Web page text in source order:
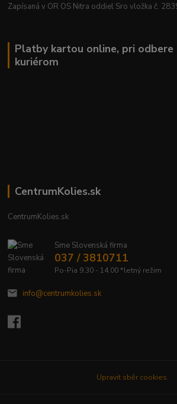
Zapísaná v OR OS Nitra oddiel Sro vložka č.
Platby kartou online, pri odbere
kuriérom
CentrumKolies.sk
CentrumKolies.sk
Sme Slovenská firma
037 / 3810711
Po-Pia 9.30 - 14.00 *letný režim
info@centrumkolies.sk
Upravit sběr cookies.